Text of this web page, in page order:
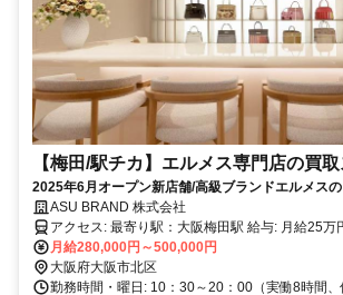
【梅田/駅チカ】エルメス専門店の買
2025年6月オープン新店舗/高級ブランドエルメス
収入・残業基本なし/語学スキルを活かす！
ASU BRAND 株式会社
アクセス: 最寄り駅：大阪梅田駅 給与: 月給25万円～ +個人インセン
ティブ+賞与年2回 ※月20時間の残業を超える場
給します ＜月収例＞ 月給25万円＋個人インセンティブ＝月給31万円
＜年収例＞ 月給31万円+賞与2回＝年収447万円 ※実際の給与は個人
月給280,000円～500,000円
大阪府大阪市北区
勤務時間・曜日: 10：30～20：00（実働8時間